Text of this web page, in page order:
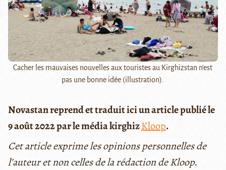
Cacher les mauvaises nouvelles aux touristes au Kirghizstan n'est
pas une bonne idée (illustration).
Novastan reprend et traduit ici un article publié le
9 août 2022 par le média kirghizKloop.
Cet article exprime les opinions personnelles de
l’auteur et non celles de la rédaction de Kloop.